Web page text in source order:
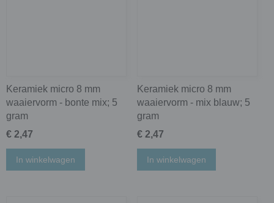
Keramiek micro 8 mm
waaiervorm - bonte mix; 5
gram
€ 2,47
In winkelwagen
Keramiek micro 8 mm
waaiervorm - mix blauw; 5
gram
€ 2,47
In winkelwagen